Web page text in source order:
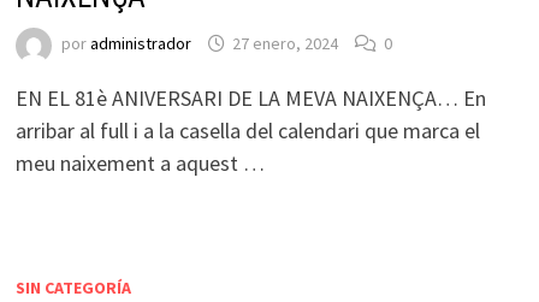
poradministrador 27 enero, 2024 0
EN EL 81è ANIVERSARI DE LA MEVA NAIXENÇA… En
arribar al full i a la casella del calendari que marca el
meu naixement a aquest …
SIN CATEGORÍA